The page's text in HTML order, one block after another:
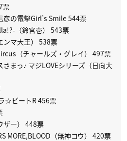
票
彦の電撃Girl’s Smile 544票
（鈴宮壱） 543票
ンマ大王） 538票
（チャールズ・グレイ） 497票
まっ♪ マジLOVEシリーズ（日向大
☆ビートR 456票
ザー） 448票
MORE,BLOOD（無神コウ） 420票